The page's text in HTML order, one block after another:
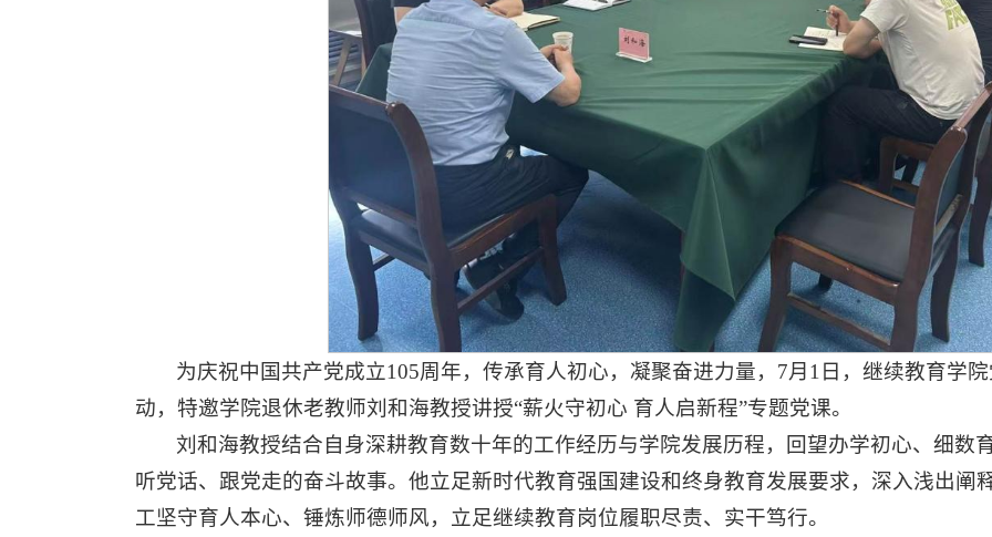
为庆祝中国共产党成立105周年，传承育人初心，凝聚奋进力量，7月1日，继续教育学
动，特邀学院退休老教师刘和海教授讲授“薪火守初心 育人启新程”专题党课。
刘和海教授结合自身深耕教育数十年的工作经历与学院发展历程，回望办学初心、细数
听党话、跟党走的奋斗故事。他立足新时代教育强国建设和终身教育发展要求，深入浅出阐
工坚守育人本心、锤炼师德师风，立足继续教育岗位履职尽责、实干笃行。